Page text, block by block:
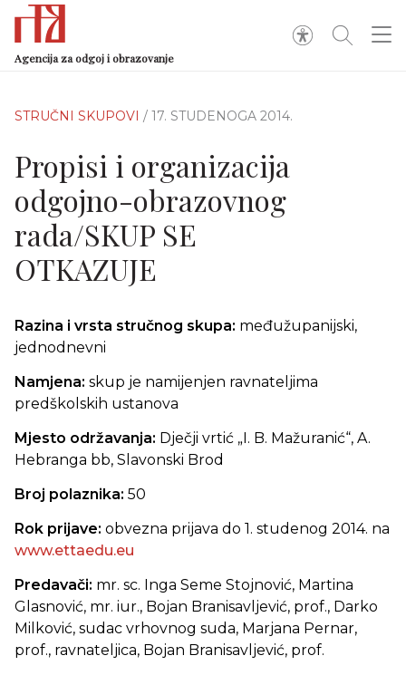
Agencija za odgoj i obrazovanje
STRUČNI SKUPOVI / 17. STUDENOGA 2014.
Propisi i organizacija
odgojno-obrazovnog
rada/SKUP SE
OTKAZUJE
Razina i vrsta stručnog skupa: međužupanijski,
jednodnevni
Namjena: skup je namijenjen ravnateljima
predškolskih ustanova
Mjesto održavanja: Dječji vrtić „I. B. Mažuranić“, A.
Hebranga bb, Slavonski Brod
Broj polaznika: 50
Rok prijave: obvezna prijava do 1. studenog 2014. na
www.ettaedu.eu
Predavači: mr. sc. Inga Seme Stojnović, Martina
Glasnović, mr. iur., Bojan Branisavljević, prof., Darko
Milković, sudac vrhovnog suda, Marjana Pernar,
prof., ravnateljica, Bojan Branisavljević, prof.